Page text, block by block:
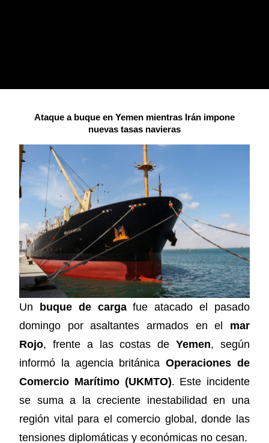
Ataque a buque en Yemen mientras Irán impone
nuevas tasas navieras
Un buque de cargafue atacado el pasado
domingo por asaltantes armados en el mar
Rojo, frente a las costas de Yemen, según
informó la agencia británica Operaciones de
Comercio Marítimo (UKMTO). Este incidente
se suma a la creciente inestabilidad en una
región vital para el comercio global, donde las
tensiones diplomáticas y económicas no cesan.